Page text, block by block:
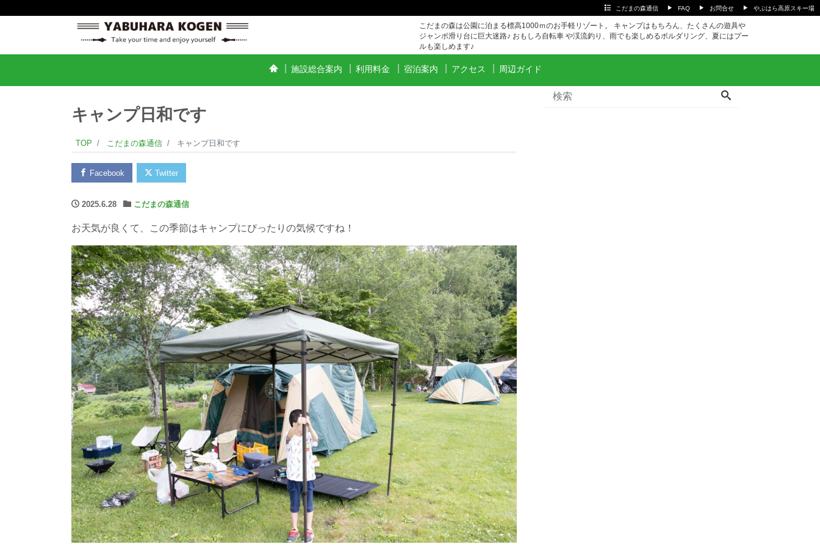
こだまの森通信 FAQ お問合せ やぶはら高原スキー場
こだまの森は公園に泊まる標高1000ｍのお手軽リゾート。 キャンプはもちろん、たくさんの遊具や
ジャンボ滑り台に巨大迷路♪ おもしろ自転車 や渓流釣り、雨でも楽しめるボルダリング、夏にはプー
ルも楽しめます♪
施設総合案内 利用料金 宿泊案内 アクセス 周辺ガイド
キャンプ日和です
TOP こだまの森通信 キャンプ日和です
Facebook Twitter
2025.6.28 こだまの森通信
お天気が良くて、この季節はキャンプにぴったりの気候ですね！